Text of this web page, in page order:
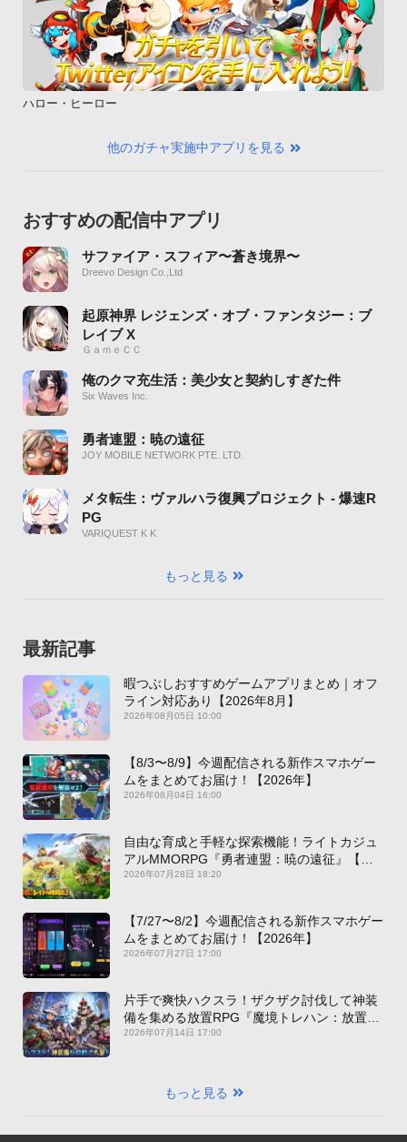
ハロー・ヒーロー
他のガチャ実施中アプリを見る
おすすめの配信中アプリ
サファイア・スフィア〜蒼き境界〜
Dreevo Design Co.,Ltd
起原神界 レジェンズ・オブ・ファンタジー：ブ
レイブ X
ＧａｍｅＣＣ
俺のクマ充生活：美少女と契約しすぎた件
Six Waves Inc.
勇者連盟：暁の遠征
JOY MOBILE NETWORK PTE. LTD.
メタ転生：ヴァルハラ復興プロジェクト - 爆速R
PG
VARIQUEST K K
もっと見る
最新記事
暇つぶしおすすめゲームアプリまとめ｜オフ
ライン対応あり【2026年8月】
2026年08月05日 10:00
【8/3〜8/9】今週配信される新作スマホゲー
ムをまとめてお届け！【2026年】
2026年08月04日 16:00
自由な育成と手軽な探索機能！ライトカジュ
アルMMORPG『勇者連盟：暁の遠征』【最
新作PICKUP】
2026年07月28日 18:20
【7/27〜8/2】今週配信される新作スマホゲー
ムをまとめてお届け！【2026年】
2026年07月27日 17:00
片手で爽快ハクスラ！ザクザク討伐して神装
備を集める放置RPG『魔境トレハン：放置で
神装備』【最新作PICKUP】
2026年07月14日 17:00
もっと見る